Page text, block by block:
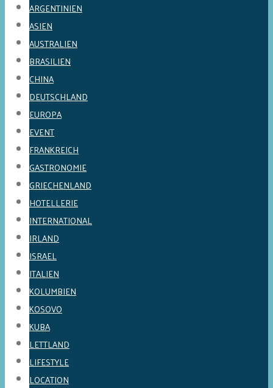
ARGENTINIEN
ASIEN
AUSTRALIEN
BRASILIEN
CHINA
DEUTSCHLAND
EUROPA
EVENT
FRANKREICH
GASTRONOMIE
GRIECHENLAND
HOTELLERIE
INTERNATIONAL
IRLAND
ISRAEL
ITALIEN
KOLUMBIEN
KOSOVO
KUBA
LETTLAND
LIFESTYLE
LOCATION